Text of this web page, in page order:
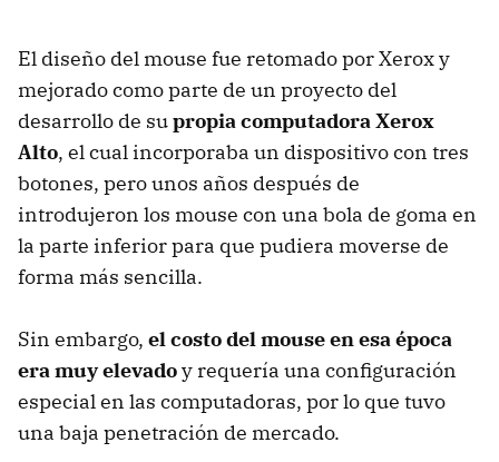
El diseño del mouse fue retomado por Xerox y
mejorado como parte de un proyecto del
desarrollo de supropia computadora Xerox
Alto, el cual incorporaba un dispositivo con tres
botones, pero unos años después de
introdujeron los mouse con una bola de goma en
la parte inferior para que pudiera moverse de
forma más sencilla.
Sin embargo, el costo del mouse en esa época
era muy elevadoy requería una configuración
especial en las computadoras, por lo que tuvo
una baja penetración de mercado.